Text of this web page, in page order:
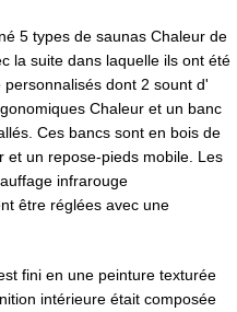
5 types de saunas Chaleur de
la suite dans laquelle ils ont été
dont 2 sount d'
Chaleur et un banc
Ces bancs sont en bois de
et un repose-pieds mobile. Les
infrarouge
être réglées avec une
fini en une peinture texturée
intérieure était composée